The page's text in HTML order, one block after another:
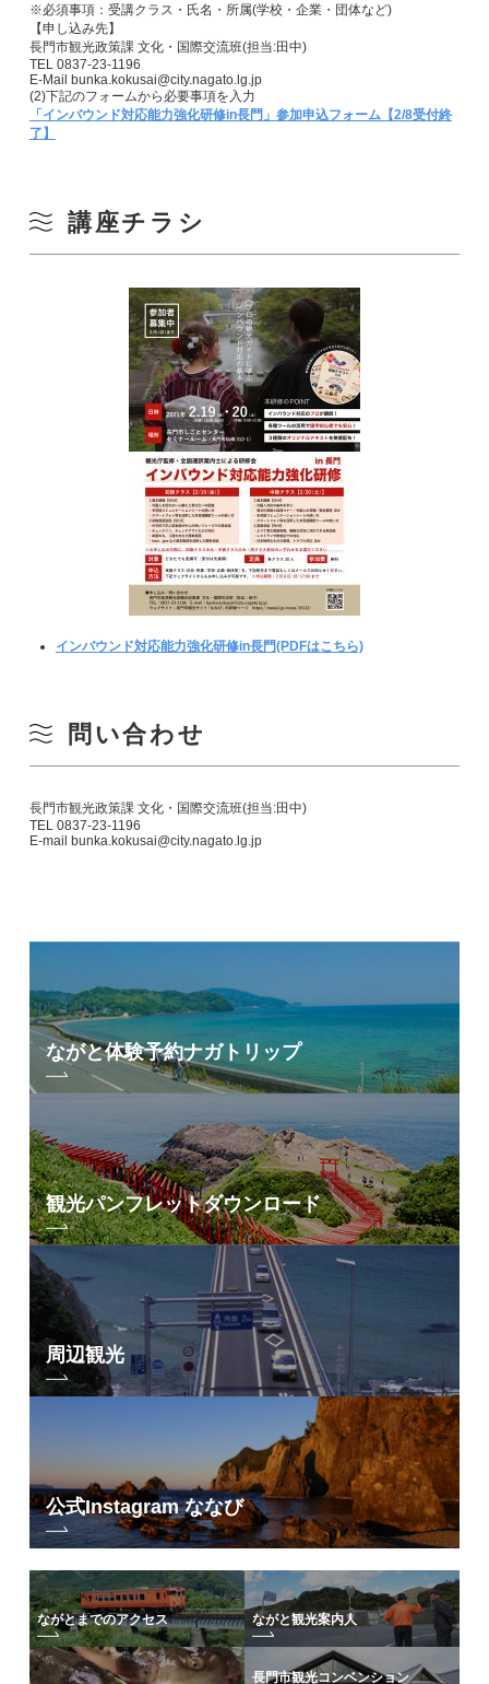
※必須事項：受講クラス・氏名・所属(学校・企業・団体など)
【申し込み先】
長門市観光政策課 文化・国際交流班(担当:田中)
TEL 0837-23-1196
E-Mail bunka.kokusai@city.nagato.lg.jp
(2)下記のフォームから必要事項を入力
「インバウンド対応能力強化研修in長門」参加申込フォーム【2/8受付終
了】
講座チラシ
インバウンド対応能力強化研修in長門(PDFはこちら)
問い合わせ
長門市観光政策課 文化・国際交流班(担当:田中)
TEL 0837-23-1196
E-mail bunka.kokusai@city.nagato.lg.jp
ながと体験予約ナガトリップ
観光パンフレットダウンロード
周辺観光
公式Instagram ななび
ながとまでのアクセス ながと観光案内人
長門市観光コンベンション